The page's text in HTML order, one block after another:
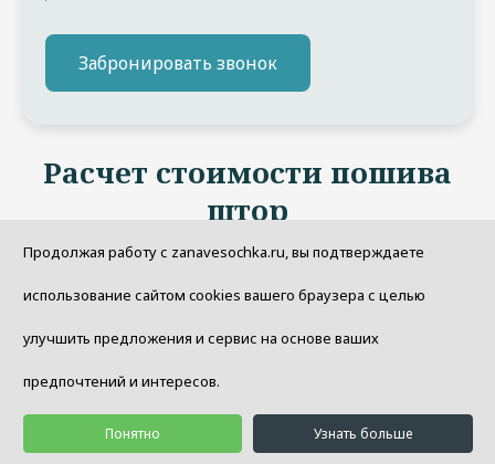
Забронировать звонок
Расчет стоимости пошива
штор
Продолжая работу с zanavesochka.ru, вы подтверждаете
использование сайтом cookies вашего браузера с целью
улучшить предложения и сервис на основе ваших
предпочтений и интересов.
Понятно Узнать больше